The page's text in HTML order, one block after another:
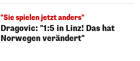
"Sie spielen jetzt anders"
Dragovic: "1:5 in Linz! Das hat
Norwegen verändert"